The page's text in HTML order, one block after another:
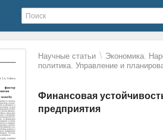
Научные статьи \ Экономика.
политика. Управление и
Финансовая
предприятия